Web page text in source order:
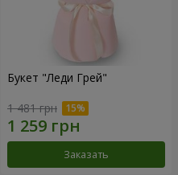
Букет "Леди Грей"
1 481 грн
Заказать